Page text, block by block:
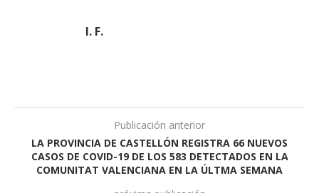
I. F.
Publicación anterior
LA PROVINCIA DE CASTELLÓN REGISTRA 66 NUEVOS
CASOS DE COVID-19 DE LOS 583 DETECTADOS EN LA
COMUNITAT VALENCIANA EN LA ÚLTMA SEMANA